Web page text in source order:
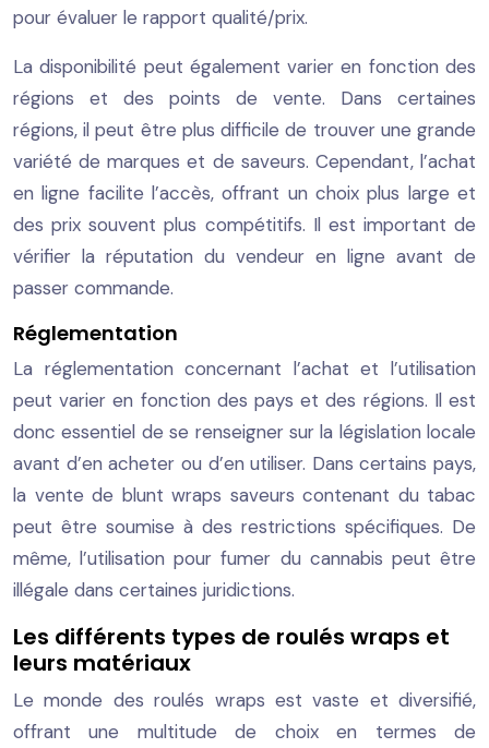
pour évaluer le rapport qualité/prix.
La disponibilité peut également varier en fonction des
régions et des points de vente. Dans certaines
régions, il peut être plus difficile de trouver une grande
variété de marques et de saveurs. Cependant, l’achat
en ligne facilite l’accès, offrant un choix plus large et
des prix souvent plus compétitifs. Il est important de
vérifier la réputation du vendeur en ligne avant de
passer commande.
Réglementation
La réglementation concernant l’achat et l’utilisation
peut varier en fonction des pays et des régions. Il est
donc essentiel de se renseigner sur la législation locale
avant d’en acheter ou d’en utiliser. Dans certains pays,
la vente de blunt wraps saveurs contenant du tabac
peut être soumise à des restrictions spécifiques. De
même, l’utilisation pour fumer du cannabis peut être
illégale dans certaines juridictions.
Les différents types de roulés wraps et
leurs matériaux
Le monde des roulés wraps est vaste et diversifié,
offrant une multitude de choix en termes de